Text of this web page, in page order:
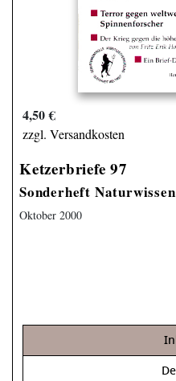
4,50 €
zzgl. Versandkosten
Ketzerbriefe 97
Sonderheft
Oktober 2000